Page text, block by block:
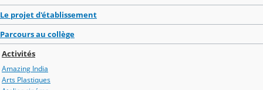
Le projet d'établissement
Parcours au collège
Activités
Amazing India
Arts Plastiques